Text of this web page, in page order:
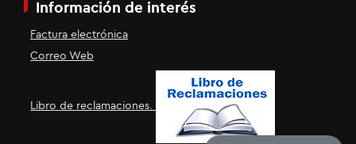
Información de interés
Factura electrónica
Correo Web
Libro de reclamaciones.